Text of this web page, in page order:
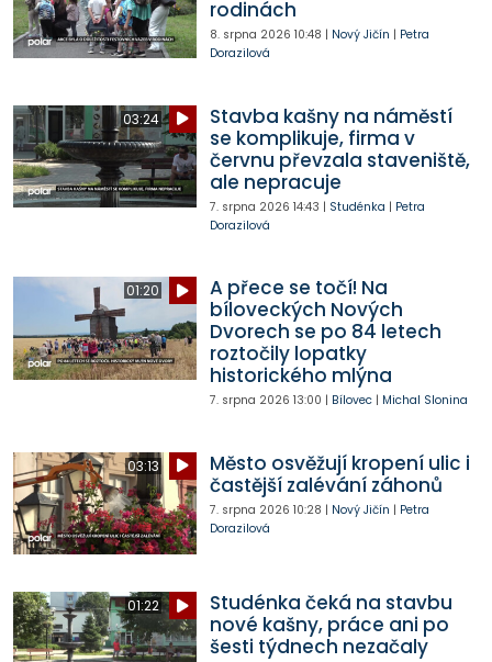
rodinách
8. srpna 2026 10:48 | Nový Jičín | Petra
Dorazilová
03:24
Stavba kašny na náměstí
se komplikuje, firma v
červnu převzala staveniště,
ale nepracuje
7. srpna 2026 14:43 | Studénka | Petra
Dorazilová
01:20
A přece se točí! Na
bíloveckých Nových
Dvorech se po 84 letech
roztočily lopatky
historického mlýna
7. srpna 2026 13:00 | Bílovec| Michal Slonina
03:13
Město osvěžují kropení ulic i
častější zalévání záhonů
7. srpna 2026 10:28 | Nový Jičín | Petra
Dorazilová
01:22
Studénka čeká na stavbu
nové kašny, práce ani po
šesti týdnech nezačaly